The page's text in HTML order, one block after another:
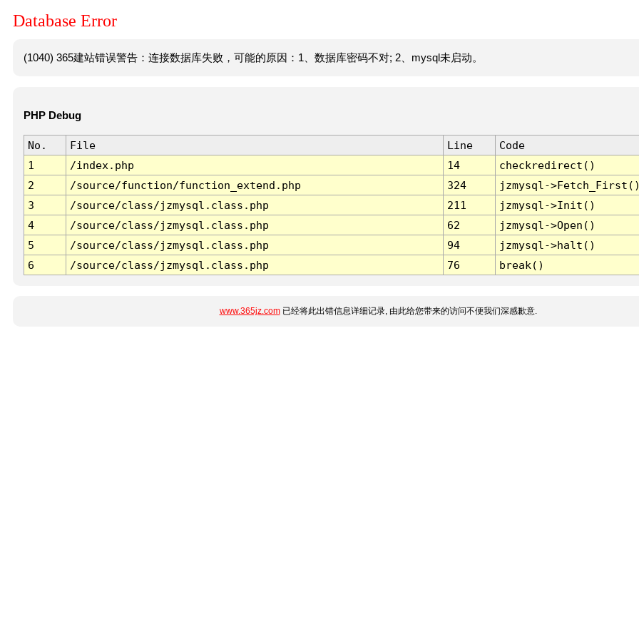
Database Error
(1040) 365建站错误警告：连接数据库失败，可能的原因：1、数据库密码不对; 2、mysql未启动。
PHP Debug
No. File Line
Code
1
/index.php 14
checkredirect()
2
/source/function/function_extend.php 324
jzmysql-
3
/source/class/jzmysql.class.php 211
jzmysql->Init()
4
/source/class/jzmysql.class.php 62
jzmysql->Open()
5
/source/class/jzmysql.class.php 94
jzmysql->halt()
6
/source/class/jzmysql.class.php 76 break()
www.365jz.com已经将此出错信息详细记录, 由此给您带来的访问不便我们深感歉意.